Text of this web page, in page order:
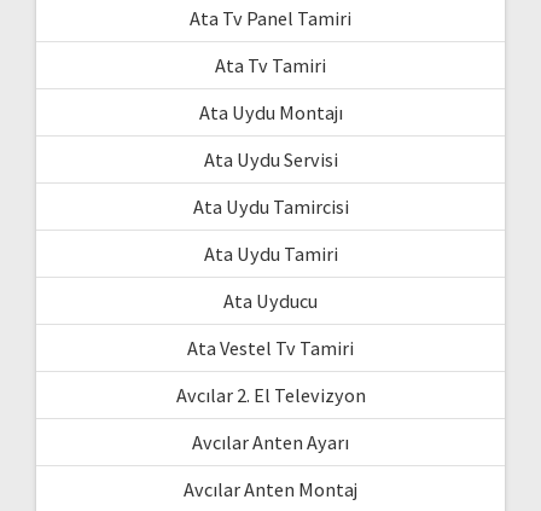
Ata Tv Panel Tamiri
Ata Tv Tamiri
Ata Uydu Montajı
Ata Uydu Servisi
Ata Uydu Tamircisi
Ata Uydu Tamiri
Ata Uyducu
Ata Vestel Tv Tamiri
Avcılar 2. El Televizyon
Avcılar Anten Ayarı
Avcılar Anten Montaj